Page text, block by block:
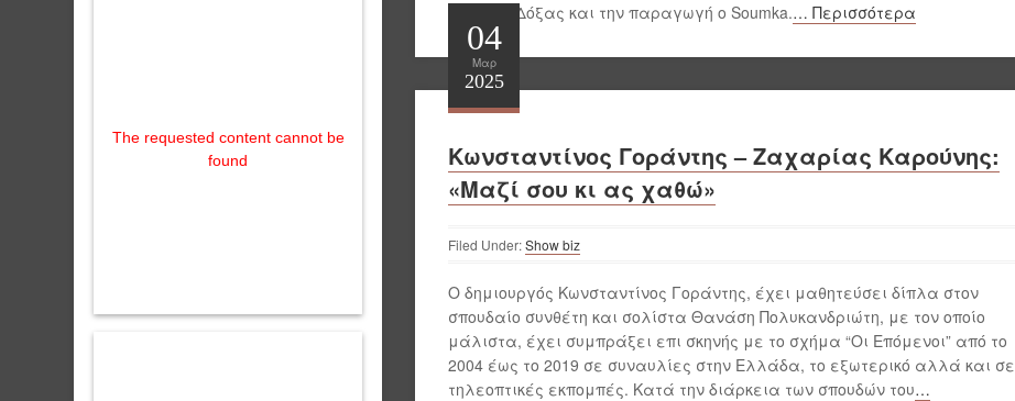
The requested content cannot be
found
Γιάννης Δόξας και την παραγωγή ο Soumka.… Περισσότερα
04
Μαρ
2025
Κωνσταντίνος Γοράντης – Ζαχαρίας Καρούνης:
«Μαζί σου κι ας χαθώ»
Filed Under:Show biz
Ο δημιουργός Κωνσταντίνος Γοράντης, έχει μαθητεύσει δίπλα στον
σπουδαίο συνθέτη και σολίστα Θανάση Πολυκανδριώτη, με τον οποίο
μάλιστα, έχει συμπράξει επι σκηνής με το σχήμα “Οι Επόμενοι” από το
2004 έως το 2019 σε συναυλίες στην Ελλάδα, το εξωτερικό αλλά και σε
τηλεοπτικές εκπομπές. Κατά την διάρκεια των σπουδών του…